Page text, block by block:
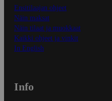
Ensitilaajan ohjeet
Näin maksat
Näin tilaat ja muokkaat
Kaikki ohjeet ja vinkit
In English
Info